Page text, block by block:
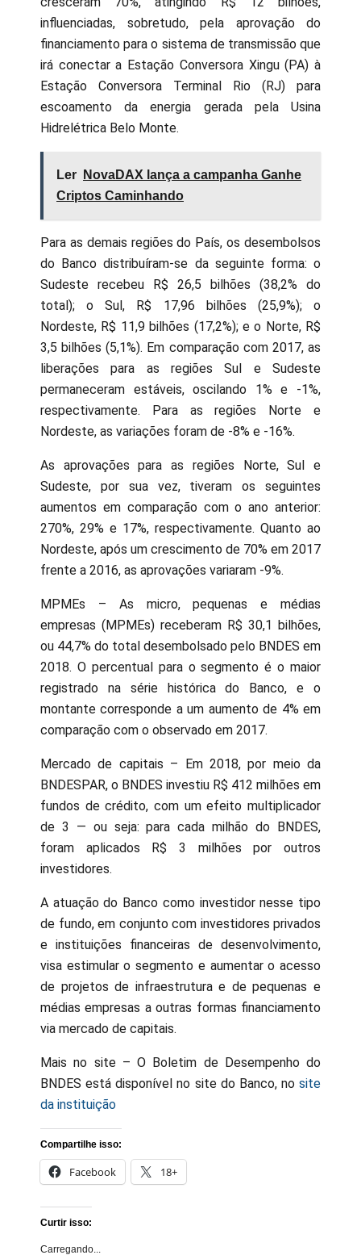
influenciadas, sobretudo, pela aprovação do
financiamento para o sistema de transmissão que
irá conectar a Estação Conversora Xingu (PA) à
Estação Conversora Terminal Rio (RJ) para
escoamento da energia gerada pela Usina
Hidrelétrica Belo Monte.
Ler
NovaDAX lança a campanha Ganhe
Criptos Caminhando
Para as demais regiões do País, os desembolsos
do Banco distribuíram-se da seguinte forma: o
Sudeste recebeu R$ 26,5 bilhões (38,2% do
total); o Sul, R$ 17,96 bilhões (25,9%); o
Nordeste, R$ 11,9 bilhões (17,2%); e o Norte, R$
3,5 bilhões (5,1%). Em comparação com 2017, as
liberações para as regiões Sul e Sudeste
permaneceram estáveis, oscilando 1% e -1%,
respectivamente. Para as regiões Norte e
Nordeste, as variações foram de -8% e -16%.
As aprovações para as regiões Norte, Sul e
Sudeste, por sua vez, tiveram os seguintes
aumentos em comparação com o ano anterior:
270%, 29% e 17%, respectivamente. Quanto ao
Nordeste, após um crescimento de 70% em 2017
frente a 2016, as aprovações variaram -9%.
MPMEs – As micro, pequenas e médias
empresas (MPMEs) receberam R$ 30,1 bilhões,
ou 44,7% do total desembolsado pelo BNDES em
2018. O percentual para o segmento é o maior
registrado na série histórica do Banco, e o
montante corresponde a um aumento de 4% em
comparação com o observado em 2017.
Mercado de capitais – Em 2018, por meio da
BNDESPAR, o BNDES investiu R$ 412 milhões em
fundos de crédito, com um efeito multiplicador
de 3 — ou seja: para cada milhão do BNDES,
foram aplicados R$ 3 milhões por outros
investidores.
A atuação do Banco como investidor nesse tipo
de fundo, em conjunto com investidores privados
e instituições financeiras de desenvolvimento,
visa estimular o segmento e aumentar o acesso
de projetos de infraestrutura e de pequenas e
médias empresas a outras formas financiamento
via mercado de capitais.
Mais no site – O Boletim de Desempenho do
BNDES está disponível no site do Banco, no site
da instituição
Compartilhe isso:
Facebook 18+
Curtir isso:
Carregando...